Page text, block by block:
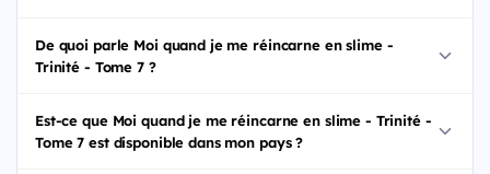
De quoi parle Moi quand je me réincarne en slime -
Trinité - Tome 7 ?
Est-ce que Moi quand je me réincarne en slime - Trinité -
Tome 7 est disponible dans mon pays ?